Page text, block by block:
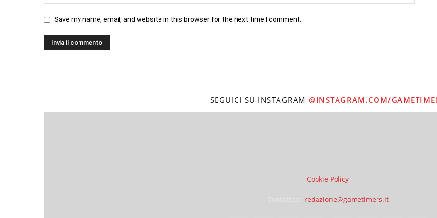
Save my name, email, and website in this browser for the next time I comment.
SEGUICI SU INSTAGRAM @INSTAGRAM.COM/
Cookie Policy
redazione@gametimers.it